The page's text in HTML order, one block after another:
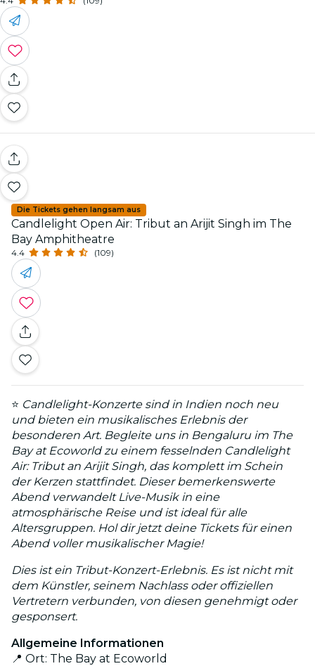
Die Tickets gehen langsam aus
Candlelight Open Air: Tribut an Arijit Singh im The
Bay Amphitheatre
4.4 (109)
⭐ Candlelight-Konzerte sind in Indien noch neu
und bieten ein musikalisches Erlebnis der
besonderen Art. Begleite uns in Bengaluru im The
Bay at Ecoworld zu einem fesselnden Candlelight
Air: Tribut an Arijit Singh, das komplett im Schein
der Kerzen stattfindet. Dieser bemerkenswerte
Abend verwandelt Live-Musik in eine
atmosphärische Reise und ist ideal für alle
Altersgruppen. Hol dir jetzt deine Tickets für einen
Abend voller musikalischer Magie!
Dies ist ein Tribut-Konzert-Erlebnis. Es ist nicht mit
dem Künstler, seinem Nachlass oder offiziellen
Vertretern verbunden, von diesen genehmigt oder
gesponsert.
Allgemeine Informationen
📍 Ort: The Bay at Ecoworld